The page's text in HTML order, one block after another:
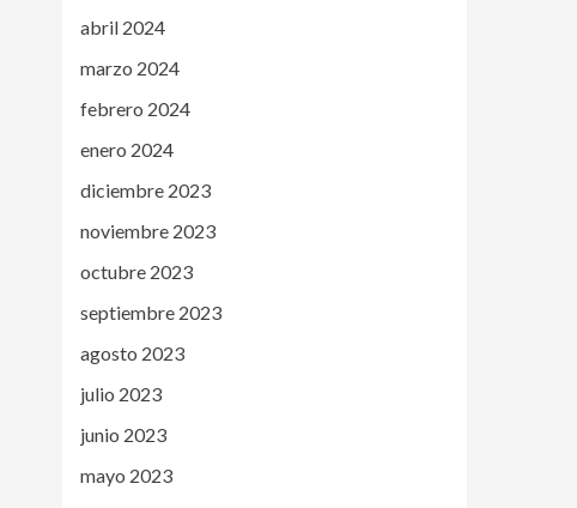
abril 2024
marzo 2024
febrero 2024
enero 2024
diciembre 2023
noviembre 2023
octubre 2023
septiembre 2023
agosto 2023
julio 2023
junio 2023
mayo 2023